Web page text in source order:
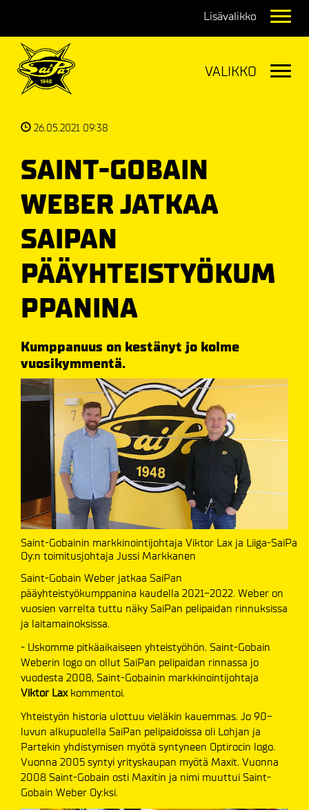
26.05.2021 09:38
SAINT-GOBAIN
WEBER JATKAA
SAIPAN
PÄÄYHTEISTYÖKUM
PPANINA
Kumppanuus on kestänyt jo kolme
vuosikymmentä.
Saint-Gobainin markkinointijohtaja Viktor Lax ja Liiga-SaiPa
Oy:n toimitusjohtaja Jussi Markkanen
Saint-Gobain Weber jatkaa SaiPan
pääyhteistyökumppanina kaudella 2021-2022. Weber on
vuosien varrelta tuttu näky SaiPan pelipaidan rinnuksissa
ja laitamainoksissa.
- Uskomme pitkäaikaiseen yhteistyöhön. Saint-Gobain
Weberin logo on ollut SaiPan pelipaidan rinnassa jo
vuodesta 2008, Saint-Gobainin markkinointijohtaja
Viktor Laxkommentoi.
Yhteistyön historia ulottuu vieläkin kauemmas. Jo 90-
luvun alkupuolella SaiPan pelipaidoissa oli Lohjan ja
Partekin yhdistymisen myötä syntyneen Optirocin logo.
Vuonna 2005 syntyi yrityskaupan myötä Maxit. Vuonna
2008 Saint-Gobain osti Maxitin ja nimi muuttui Saint-
Gobain Weber Oy:ksi.